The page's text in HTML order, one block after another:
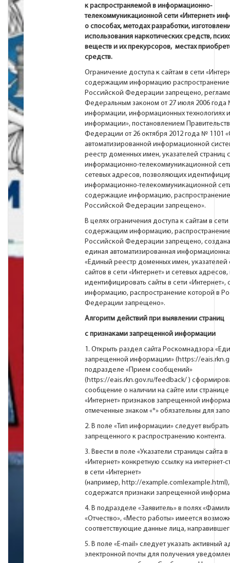
к распространяемой в информационно-
телекоммуникационной сети «Интернет»
о способах, методах разработки,
использования наркотических средств,
веществ и их прекурсоров, местах
средств.
Ограничение доступа к сайтам в сети
содержащим информацию распространение
Российской Федерации запрещено,
Федеральным законом от 27 июля 2006
информации, информационных технологиях
информации», постановлением
Федерации от 26 октября 2012 года № 1101
автоматизированной информационной
реестр доменных имен, указателей страниц
информационно-телекоммуникационной
сетевых адресов, позволяющих
информационно-телекоммуникационной
содержащие информацию,
Российской Федерации запрещено».
В целях ограничения доступа к сайтам в сети
содержащим информацию,
Российской Федерации запрещено,
единая автоматизированная
«Единый реестр доменных имен, указателей
сайтов в сети «Интернет» и сетевых
идентифицировать сайты в сети
информацию, распространение которой в
Федерации запрещено».
Алгоритм действий при выявлении страниц
с признаками запрещенной информации
1. Открыть раздел сайта Роскомнадзора
запрещенной информации» (https://
подразделе «Прием сообщений»
(https://eais.rkn.gov.ru/feedback/)
cообщение о наличии на сайте или странице
«Интернет» признаков запрещенной
отмеченные знаком «*» обязательны для
2. В поле «Тип информации» следует
запрещенного к распространению контента.
3. Ввести в поле «Указатели страницы сайта в
«Интернет» конкретную ссылку на интернет-
в сети «Интернет»
(например, http://example.comlexample.html
содержатся признаки запрещенной
4. В подразделе «Заявитель» в полях
«Отчество», «Место работы» имеется
соответствующие данные лица,
5. В поле «Е-mail» следует указать активный
электронной почты для получения